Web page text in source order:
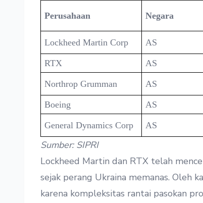
Perusahaan Negara
Lockheed Martin Corp AS
RTX AS
Northrop Grumman AS
Boeing AS
General Dynamics Corp AS
Sumber: SIPRI
Lockheed Martin dan RTX telah
sejak perang Ukraina memanas. Oleh
karena kompleksitas rantai pasokan